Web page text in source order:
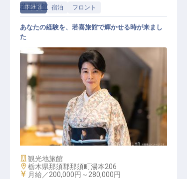
正社員 宿泊 フロント
フロントマルチスタッフ
若喜旅館
あなたの経験を、若喜旅館で輝かせる時が来まし
た
施設業態
観光地旅館
勤務地
栃木県那須郡那須町湯本206
給与
月給／200,000円～ 280,000円